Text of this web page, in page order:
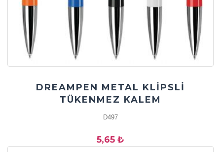
DREAMPEN METAL KLİPSLİ
TÜKENMEZ KALEM
D497
5,65 ₺